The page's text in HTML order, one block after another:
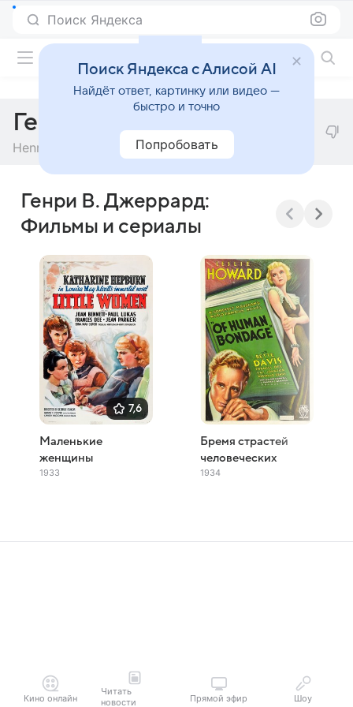
Поиск Яндекса
Генри В. Джеррард
Henry W. Gerrard
Генри В. Джеррард:
Фильмы и сериалы
7,6
Маленькие
женщины
1933
Бремя страстей
человеческих
1934
Кино онлайн
Читать
новости
Прямой эфир Шоу
Поиск Яндекса с Алисой AI
Найдёт ответ, картинку или видео —
быстро и точно
Попробовать